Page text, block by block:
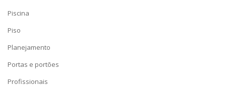
Piscina
Piso
Planejamento
Portas e portões
Profissionais